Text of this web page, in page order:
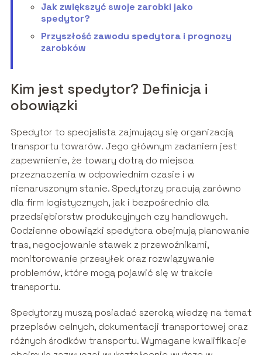
Jak zwiększyć swoje zarobki jako
spedytor?
Przyszłość zawodu spedytora i prognozy
zarobków
Kim jest spedytor? Definicja i
obowiązki
Spedytor to specjalista zajmujący się organizacją
transportu towarów. Jego głównym zadaniem jest
zapewnienie, że towary dotrą do miejsca
przeznaczenia w odpowiednim czasie i w
nienaruszonym stanie. Spedytorzy pracują zarówno
dla firm logistycznych, jak i bezpośrednio dla
przedsiębiorstw produkcyjnych czy handlowych.
Codzienne obowiązki spedytora obejmują planowanie
tras, negocjowanie stawek z przewoźnikami,
monitorowanie przesyłek oraz rozwiązywanie
problemów, które mogą pojawić się w trakcie
transportu.
Spedytorzy muszą posiadać szeroką wiedzę na temat
przepisów celnych, dokumentacji transportowej oraz
różnych środków transportu. Wymagane kwalifikacje